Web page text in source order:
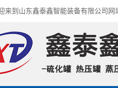
来到山东鑫泰鑫智能装备有限公司